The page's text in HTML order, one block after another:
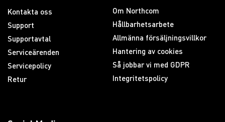
Kontakta oss
Support
Supportavtal
Serviceärenden
Servicepolicy
Retur
Om Northcom
Hållbarhetsarbete
Allmänna försäljningsvillkor
Hantering av cookies
Så jobbar vi med GDPR
Integritetspolicy